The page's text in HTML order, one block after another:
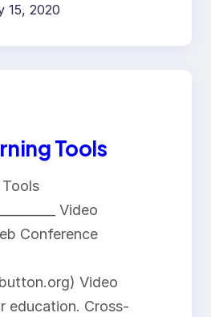
15, 2020
Tools
Video
Conference
Video
education. Cross-